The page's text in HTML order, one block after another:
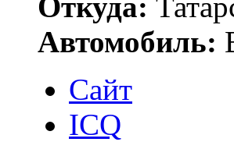
Автомобиль:
Сайт
ICQ